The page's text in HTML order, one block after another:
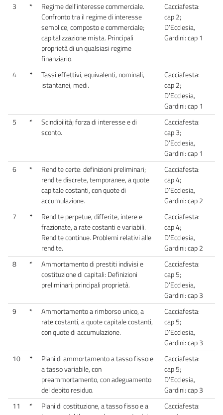
3
*
Regime dell’interesse commerciale.
Confronto tra il regime di interesse
semplice, composto e commerciale;
capitalizzazione mista. Principali
proprietà di un qualsiasi regime
finanziario.
Cacciafesta:
cap 2;
D’Ecclesia,
Gardini: cap 1
4 *
Tassi effettivi, equivalenti, nominali,
istantanei, medi.
Cacciafesta:
cap 2;
D’Ecclesia,
Gardini: cap 1
5
*
Scindibilità; forza di interesse e di
sconto.
Cacciafesta:
cap 3;
D’Ecclesia,
Gardini: cap 1
6
*
Rendite certe: definizioni preliminari;
rendite discrete, temporanee, a quote
capitale costanti, con quote di
accumulazione.
Cacciafesta:
cap 4;
D’Ecclesia,
Gardini: cap 2
7
*
Rendite perpetue, differite, intere e
frazionate, a rate costanti e variabili.
Rendite continue. Problemi relativi alle
rendite.
Cacciafesta:
cap 4;
D’Ecclesia,
Gardini: cap 2
8
*
Ammortamento di prestiti indivisi e
costituzione di capitali: Definizioni
preliminari; principali proprietà.
Cacciafesta:
cap 5;
D’Ecclesia,
Gardini: cap 3
9
*
Ammortamento a rimborso unico, a
rate costanti, a quote capitale costanti,
con quote di accumulazione.
Cacciafesta:
cap 5;
D’Ecclesia,
Gardini: cap 3
10
*
Piani di ammortamento a tasso fisso e
a tasso variabile, con
preammortamento, con adeguamento
del debito residuo.
Cacciafesta:
cap 5;
D’Ecclesia,
Gardini: cap 3
11
*
Piani di costituzione, a tasso fisso e a
Cacciafesta: